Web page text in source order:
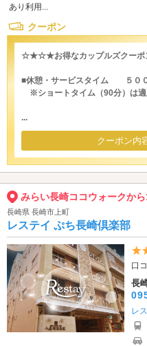
あり利用...
クーポン
☆★☆★お得なカップルズクー
■休憩・サービスタイム ５０
※ショートタイム（90分）は
...
クーポン内
みらい長崎ココウォークか
長崎県 長崎市上町
レステイ ぷち長崎倶楽部
口
長
レ